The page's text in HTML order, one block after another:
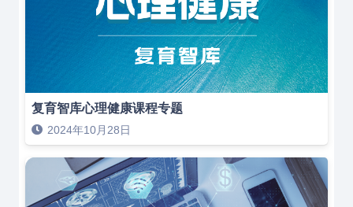
复育智库心理健康课程专题
2024年10月28日